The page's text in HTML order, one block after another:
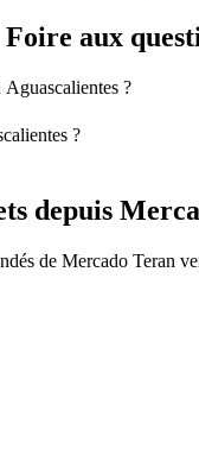
Foire aux
?
est Taxi Clasico
?
avec Taxi Clasico.
depuis
de Mercado Teran